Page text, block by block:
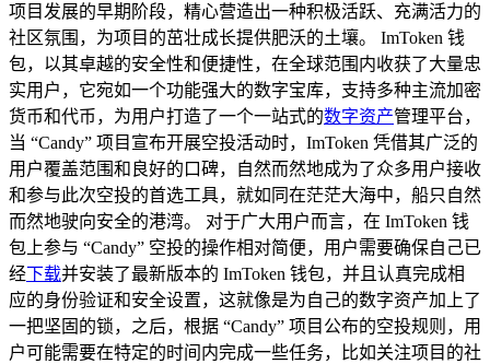
项目发展的早期阶段，精心营造出一种积极活跃、充满活力的
社区氛围，为项目的茁壮成长提供肥沃的土壤。 ImToken 钱
包，以其卓越的安全性和便捷性，在全球范围内收获了大量忠
实用户，它宛如一个功能强大的数字宝库，支持多种主流加密
货币和代币，为用户打造了一个一站式的数字资产管理平台，
当 “Candy” 项目宣布开展空投活动时，ImToken 凭借其广泛的
用户覆盖范围和良好的口碑，自然而然地成为了众多用户接收
和参与此次空投的首选工具，就如同在茫茫大海中，船只自然
而然地驶向安全的港湾。 对于广大用户而言，在 ImToken 钱
包上参与 “Candy” 空投的操作相对简便，用户需要确保自己已
经下载并安装了最新版本的 ImToken 钱包，并且认真完成相
应的身份验证和安全设置，这就像是为自己的数字资产加上了
一把坚固的锁，之后，根据 “Candy” 项目公布的空投规则，用
户可能需要在特定的时间内完成一些任务，比如关注项目的社